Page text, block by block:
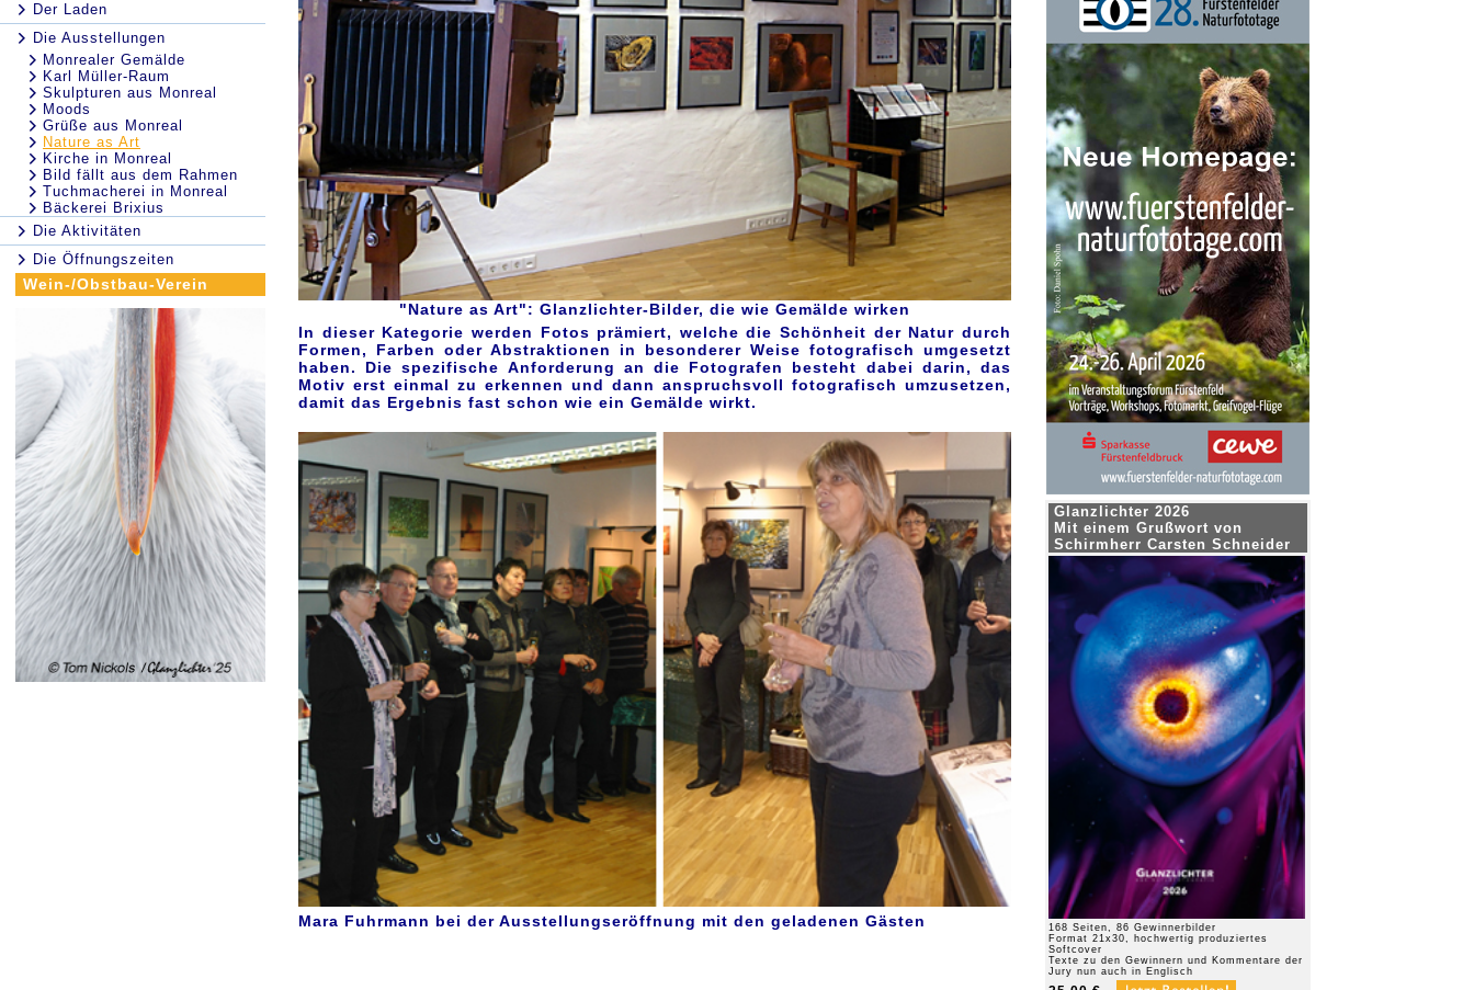
Der Laden
Die Ausstellungen
Monrealer Gemälde
Karl Müller-Raum
Skulpturen aus Monreal
Moods
Grüße aus Monreal
Nature as Art
Kirche in Monreal
Bild fällt aus dem Rahmen
Tuchmacherei in Monreal
Bäckerei Brixius
Die Aktivitäten
Die Öffnungszeiten
Wein-/Obstbau-Verein
"Nature as Art": Glanzlichter-Bilder, die wie Gemälde wirken
In dieser Kategorie werden Fotos prämiert, welche die Schönheit der Natur durch
Formen, Farben oder Abstraktionen in besonderer Weise fotografisch umgesetzt
haben. Die spezifische Anforderung an die Fotografen besteht dabei darin, das
Motiv erst einmal zu erkennen und dann anspruchsvoll fotografisch umzusetzen,
damit das Ergebnis fast schon wie ein Gemälde wirkt.
Mara Fuhrmann bei der Ausstellungseröffnung mit den geladenen Gästen
Glanzlichter 2026
Mit einem Grußwort von
Schirmherr Carsten Schneider
168 Seiten, 86 Gewinnerbilder
Format 21x30, hochwertig produziertes
Softcover
Texte zu den Gewinnern und Kommentare der
Jury nun auch in Englisch